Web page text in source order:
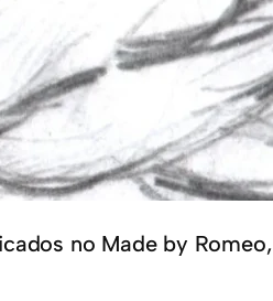
no Made by Romeo,